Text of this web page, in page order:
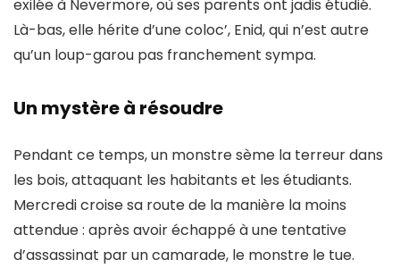
exilée à Nevermore, où ses parents ont jadis étudié.
Là-bas, elle hérite d’une coloc’, Enid, qui n’est autre
qu’un loup-garou pas franchement sympa.
Un mystère à résoudre
Pendant ce temps, un monstre sème la terreurdans
les bois, attaquant les habitants et les étudiants.
Mercredi croise sa route de la manière la moins
attendue : après avoir échappé à une tentative
d’assassinat par un camarade, le monstre le tue.